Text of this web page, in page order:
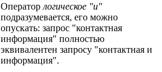
Оператор логическое "и"
подразумевается, его можно
опускать: запрос "контактная
информация" полностью
эквивалентен запросу "контактная и
информация".